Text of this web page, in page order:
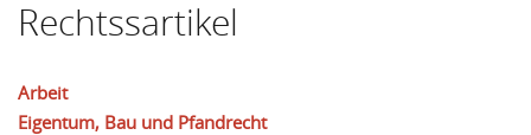
Rechtssartikel
Arbeit
Eigentum, Bau und Pfandrecht